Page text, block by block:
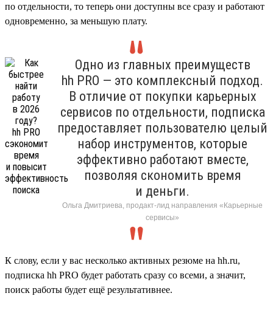
по отдельности, то теперь они доступны все сразу и работают
одновременно, за меньшую плату.
Одно из главных преимуществ
hh PRO — это комплексный подход.
В отличие от покупки карьерных
сервисов по отдельности, подписка
предоставляет пользователю целый
набор инструментов, которые
эффективно работают вместе,
позволяя скономить время
и деньги.
Ольга Дмитриева, продакт-лид направления «Карьерные
сервисы»
К слову, если у вас несколько активных резюме на hh.ru,
подписка hh PRO будет работать сразу со всеми, а значит,
поиск работы будет ещё результативнее.